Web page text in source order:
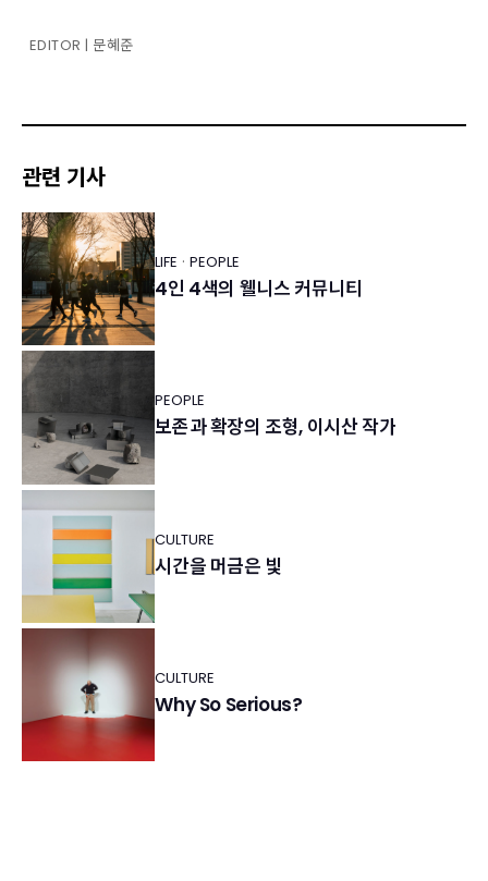
EDITOR | 문혜준
관련 기사
LIFE · PEOPLE
4인 4색의 웰니스 커뮤니티
PEOPLE
보존과 확장의 조형, 이시산 작가
CULTURE
시간을 머금은 빛
CULTURE
Why So Serious?